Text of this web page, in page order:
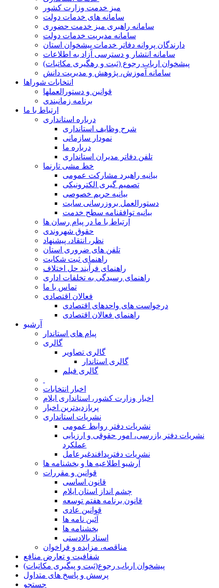
میز خدمت وزارت کشور
سامانه های خدمات دولت
سامانه راهبری میز خدمت حضوری
سامانه مدیریت خدمات دولت
دارندگان پروانه دفاتر خدمات پیشخوان استان
سامانه انتشار و دسترسی آزاد به اطلاعات
پیشخوان ارباب رجوع (ثبت و رهگیری مکاتبات)
سامانه آموزش، پژوهش و مدیریت دانش
انتخابات شوراها
قوانین و دستورالعملها
برنامه زمانبندی
ارتباط با ما
درباره استانداری
شرح وظایف استانداری
نمودار سازمانی
درباره ما
تلفن دفاتر مدیران استانداری
خط مشی تارنما
بیانیه راهبرد مشارکت عمومی
تصمیم گیری الکترونیکی
بیانیه حریم خصوصی
دستورالعمل بروزرسانی سایت
بیانیه توافقنامه سطح خدمت
ارتباط با ما در پیام رسان ها
حقوق شهروندی
نظر، انتقاد، پیشنهاد
تلفن های ضروری استان
راهنمای ثبت شکایت
راهنمای فرآیند حل اختلاف
راهنمای رسیدگی به تخلفات اداری
تماس با ما
فعالان اقتصادی
درخواست های واحدهای اقتصادی
راهنمای فعالان اقتصادی
آرشیو
پیام های استاندار
گالری
گالری تصاویر
گالری استاندار
گالری فیلم
اخبار انتخابات
اخبار وزارت کشور، استانداری ایلام
پربازدیدترین اخبار
نشریات استانداری
نشریات دفتر روابط عمومی
نشريات دفتر بازرسی، امور حقوقی و ارزيابی
عملکرد
نشريات دفترپدافندغيرعامل
آرشیو اطلاعیه ها و بخشنامه ها
قوانین و مقررات
قانون اساسی
چشم انداز استان ایلام
قانون برنامه هفتم توسعه
قوانین عادی
آئین نامه ها
بخشنامه ها
اسناد بالادستی
مناقصه، مزایده و فراخوان
شفافیت و تعارض منافع
پیشخوان ارباب رجوع(ثبت و پیگیری مکاتبات)
پرسش و پاسخ های متداول
جستجو